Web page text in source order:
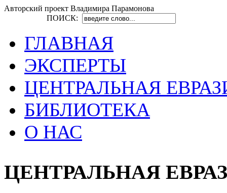
Авторский проект Владимира Парамонова
ПОИСК:
ГЛАВНАЯ
ЭКСПЕРТЫ
ЦЕНТРАЛЬНАЯ
БИБЛИОТЕКА
О НАС
ЦЕНТРАЛЬНАЯ